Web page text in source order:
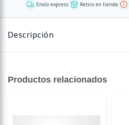
Envío express Retiro en tienda
Descripción
✅ Formato 60 cápsulas vegetales.
✅ La porción es dos cápsulas.
Productos relacionados